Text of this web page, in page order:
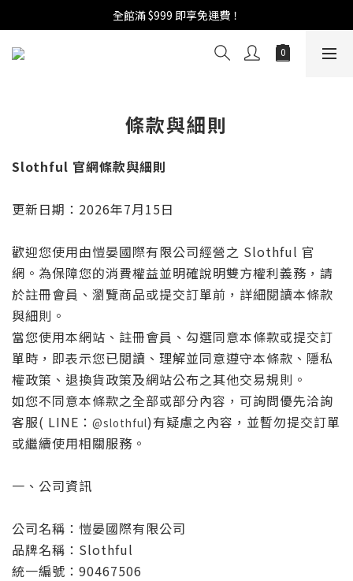
週年慶活開跑：全館88折 | 買1送1 | 滿額贈！
條款與細則
Slothful 官網條款與細則
更新日期：2026年7月15日
歡迎您使用由愷晏國際有限公司經營之 Slothful 官
網。為保障您的消費權益並明確說明雙方權利義務，請
於註冊會員、瀏覽商品或提交訂單前，詳細閱讀本條款
與細則。
當您使用本網站、註冊會員、勾選同意本條款或提交訂
單時，即表示您已閱讀、理解並同意遵守本條款、隱私
權政策、退換貨政策及網站公布之其他交易規則。
如您不同意本條款之全部或部分內容，可詢問優先洽詢
客服( LINE： @slothful)有疑慮之內容，並暫勿提交訂單
或繼續使用相關服務。
一、公司資訊
公司名稱：愷晏國際有限公司
品牌名稱：Slothful
統一編號：90467506